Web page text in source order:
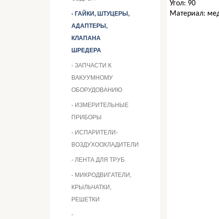
- ГАЙКИ, ШТУЦЕРЫ,
АДАПТЕРЫ,
КЛАПАНА
ШРЕДЕРА
- ЗАПЧАСТИ К
ВАКУУМНОМУ
ОБОРУДОВАНИЮ
- ИЗМЕРИТЕЛЬНЫЕ
ПРИБОРЫ
- ИСПАРИТЕЛИ-
ВОЗДУХООХЛАДИТЕЛИ
- ЛЕНТА ДЛЯ ТРУБ
- МИКРОДВИГАТЕЛИ,
КРЫЛЬЧАТКИ,
РЕШЕТКИ
-
Угол: 90
Материал: